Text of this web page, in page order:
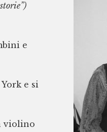
e
e si
violino